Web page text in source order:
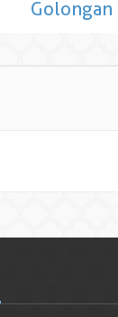
Golongan